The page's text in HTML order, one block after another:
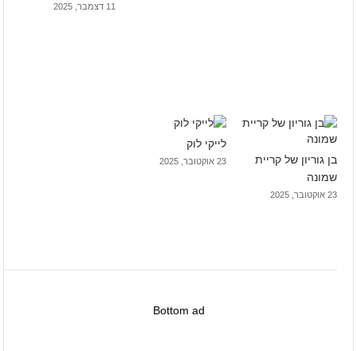
11 דצמבר, 2025
בן גוריון של קריית
שמונה
23 אוקטובר, 2025
לייקי לוק
23 אוקטובר, 2025
Bottom ad